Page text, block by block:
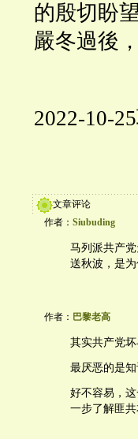
的殷切盼
嚴冬過後
2022-10-25
文章评论
作者： Siubuding
马列派共产
送秋波，是
作者： 巴黎老高
其实共产党坏
最厌恶的是
好不容易，
一步了解匪共